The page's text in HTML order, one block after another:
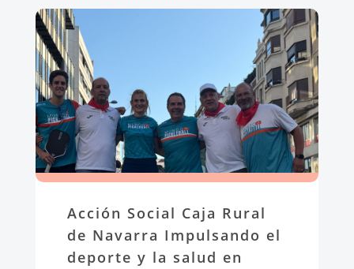
Acción Social Caja Rural
de Navarra Impulsando el
deporte y la salud en